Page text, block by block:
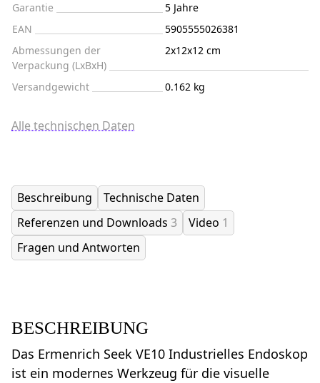
Garantie
5 Jahre
EAN
5905555026381
Abmessungen der
Verpackung (LxBxH)
2x12x12 cm
Versandgewicht 0.162 kg
Alle technischen Daten
Beschreibung
Technische Daten
Referenzen und Downloads 3 Video 1
Fragen und Antworten
BESCHREIBUNG
Das Ermenrich Seek VE10 Industrielles Endoskop
ist ein modernes Werkzeug für die visuelle